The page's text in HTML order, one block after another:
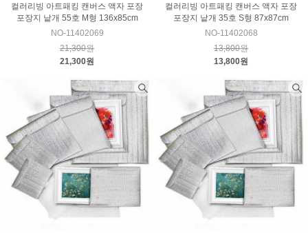
컬러리빙 아트패킹 캔버스 액자 포장
포장지 낱개 55호 M형 136x85cm
NO-11402069
21,300원
21,300원
컬러리빙 아트패킹 캔버스 액자 포장
포장지 낱개 35호 S형 87x87cm
NO-11402068
13,800원
13,800원